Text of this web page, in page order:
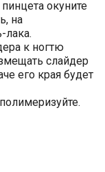
окуните
на
лака.
к ногтю
слайдер
его края будет